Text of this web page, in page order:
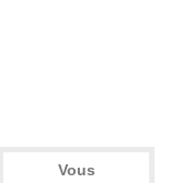
Vous